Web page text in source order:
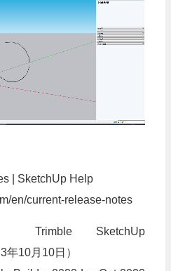
| SketchUp Help
en/current-release-notes
SketchUp
年10月10日）